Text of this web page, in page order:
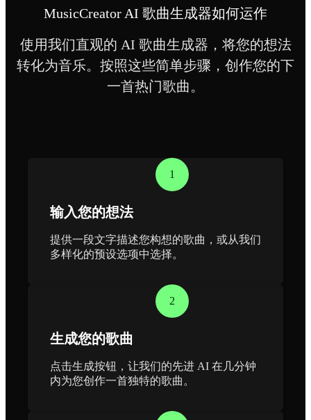
MusicCreator AI 歌曲生成器如何运作
使用我们直观的 AI 歌曲生成器，将您的想法
转化为音乐。按照这些简单步骤，创作您的下
一首热门歌曲。
1
输入您的想法
提供一段文字描述您构想的歌曲，或从我们
多样化的预设选项中选择。
2
生成您的歌曲
点击生成按钮，让我们的先进 AI 在几分钟
内为您创作一首独特的歌曲。